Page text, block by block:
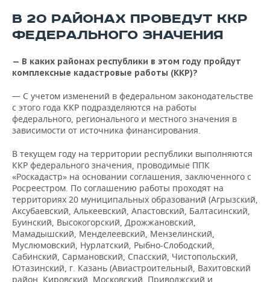
В 20 РАЙОНАХ ПРОВЕДУТ ККР
ФЕДЕРАЛЬНОГО ЗНАЧЕНИЯ
— В каких районах республики в этом году пройдут
комплексные кадастровые работы (ККР)?
— С учетом изменений в федеральном законодательстве
с этого года ККР подразделяются на работы
федерального, регионального и местного значения в
зависимости от источника финансирования.
В текущем году на территории республики выполняются
ККР федерального значения, проводимые ППК
«Роскадастр» на основании соглашения, заключенного с
Росреестром. По соглашению работы проходят на
территориях 20 муниципальных образований (Агрызский,
Аксубаевский, Алькеевский, Апастовский, Балтасинский,
Буинский, Высокогорский, Дрожжановский,
Мамадышский, Менделеевский, Мензелинский,
Муслюмовский, Нурлатский, Рыбно-Слободский,
Сабинский, Сармановский, Спасский, Чистопольский,
Ютазинский, г. Казань (Авиастроительный, Вахитовский
район, Кировский, Московский, Приволжский и